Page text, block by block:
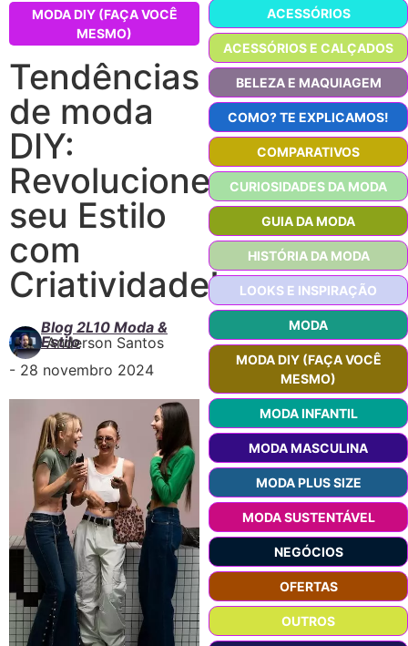
MODA DIY (FAÇA VOCÊ
MESMO)
Tendências
de moda
DIY:
Revolucione
seu Estilo
com
Criatividade!
Blog 2L10 Moda &
Estilo
Anderson Santos
- 28 novembro 2024
ACESSÓRIOS
ACESSÓRIOS E CALÇADOS
BELEZA E MAQUIAGEM
COMO? TE EXPLICAMOS!
COMPARATIVOS
CURIOSIDADES DA MODA
GUIA DA MODA
HISTÓRIA DA MODA
LOOKS E INSPIRAÇÃO
MODA
MODA DIY (FAÇA VOCÊ
MESMO)
MODA INFANTIL
MODA MASCULINA
MODA PLUS SIZE
MODA SUSTENTÁVEL
NEGÓCIOS
OFERTAS
OUTROS